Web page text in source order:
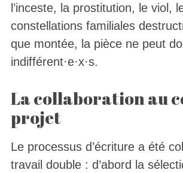
l’inceste, la prostitution, le viol,
constellations familiales
que montée, la pièce ne peut
indifférent·e·x·s.
La collaboration au
projet
Le processus d’écriture a été
travail double : d’abord la